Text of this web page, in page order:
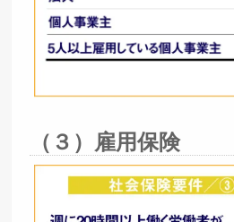
（３）雇用保険